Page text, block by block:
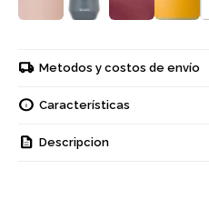
Metodos y costos de envío
Características
Descripcion